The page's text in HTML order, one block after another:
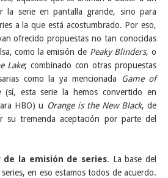
la serie en pantalla grande, sino para
a la que está acostumbrado. Por eso,
ofrecido propuestas no tan conocidas
como la emisión de Peaky Blinders, o
Lake; combinado con otras propuestas
como la ya mencionada Game of
(sí, esta serie la hemos convertido en
HBO) u Orange is the New Black, de
su tremenda aceptación por parte del
de la emisión de series. La base del
en eso estamos todos de acuerdo.